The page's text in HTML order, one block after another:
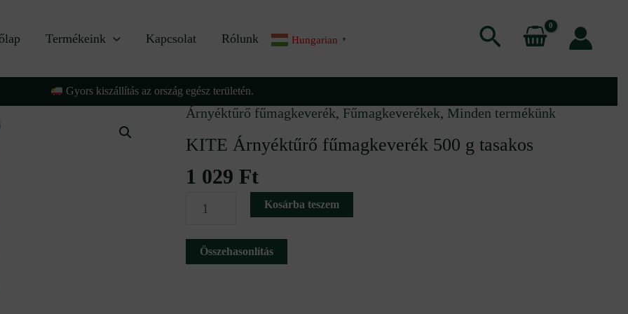
Termékeink Kapcsolat Rólunk Hungarian ▼ Search
Gyors kiszállítás az ország egész területén.
Árnyéktűrő fűmagkeverék, Fűmagkeverékek, Minden termékünk
KITE Árnyéktűrő fűmagkeverék 500 g tasakos
1 029 Ft
KITE
Árnyéktűrő
500
mennyiség
Kosárba teszem
Összehasonlítás